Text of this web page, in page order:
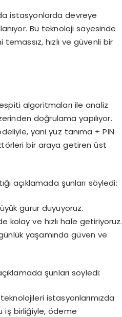
istasyonlarda devreye
Bu teknoloji sayesinde
hızlı ve güvenli bir
algoritmaları ile analiz
doğrulama yapılıyor.
yani yüz tanıma + PIN
bir araya getiren üst
açıklamada şunları söyledi:
gurur duyuyoruz.
kolay ve hızlı hale getiriyoruz.
yaşamında güven ve
şunları söyledi:
istasyonlarımızda
iş birliğiyle, ödeme